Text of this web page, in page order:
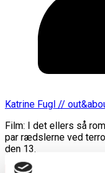
Katrine Fugl //
Film: I det ellers så
par rædslerne ved
den 13.
Læs mere